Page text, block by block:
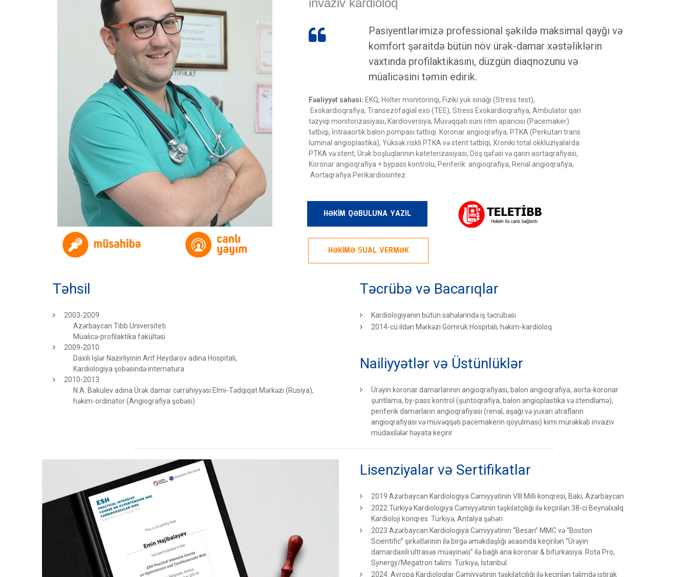
invaziv kardioloq

Pasiyentlərimizə professional şəkildə maksimal qayğı və
komfort şəraitdə bütün növ ürək-damar xəstəliklərin
vaxtında profilaktikasını, düzgün diaqnozunu və
müalicəsini təmin edirik.
Fəaliyyət sahəsi: EKQ, Holter monitorinqi, Fiziki yük sınağı (Stress test),
Exokardioqrafiya, Transezofagial exo (TEE), Stress Exokardioqrafiya, Ambulator qan
təzyiqi monitorizasiyası, Kardioversiya, Müvəqqəti süni ritm aparıcısı (Pacemaker)
tətbiqi, İntraaortik balon pompası tətbiqi. Koronar angioqrafiya, PTKA (Perkutan trans
luminal angioplastika), Yüksək riskli PTKA və stent tətbiqi, Xroniki total okkluziyalarda
PTKA və stent, Ürək boşluqlarının kateterizasiyası, Döş qəfəsi və qarın aortaqrafiyası,
Koronar angioqrafiya + bypass kontrolu, Periferik angioqrafiya, Renal angioqrafiya,
Aortaqrafiya.Perikardiosintez.
HƏKİM QƏBULUNA YAZIL
HƏKİMƏ SUAL VERMƏK
Təhsil
2003-2009
Azərbaycan Tibb Universiteti
Müalicə-profilaktika fakültəsi
2009-2010
Daxili İşlər Nazirliyinin Arif Heydərov adına Hospitalı,
Kardiologiya şobəsində internatura
2010-2013
N.A. Bakulev adına Ürək damar cərrahiyyəsi Elmi-Tədqiqat Mərkəzi (Rusiya),
həkim-ordinator (Angiografiya şobəsi)
Təcrübə və Bacarıqlar
Kardiologiyanın bütün sahələrində iş təcrübəsi
2014-cü ildən Mərkəzi Gömrük Hospitalı, həkim-kardioloq
Nailiyyətlər və Üstünlüklər
Ürəyin koronar damarlarının angioqrafiyası, balon angioqrafiya, aorta-koronar
şuntlama, by-pass kontrol (şuntoqrafiya, balon angioplastika və stendləmə),
periferik damarların angioqrafiyası (renal, aşağı və yuxarı ətrafların
angioqrafiyası və müvəqqəti pacemakerin qoyulması) kimi mürəkkəb invaziv
müdaxilələr həyata keçirir
Lisenziyalar və Sertifikatlar
2019 Azərbaycan Kardiologiya Cəmiyyətinin VIII Milli konqresi, Bakı, Azərbaycan
2022 Türkiyə Kardiologiya Cəmiyyətinin təşkilatçılığı ilə keçirilən 38-ci Beynəlxalq
Kardioloji konqres. Türkiyə, Antalya şəhəri
2023 Azərbaycan Kardiologiya Cəmiyyətinin “Besan” MMC və “Boston
Scientific” şirkətlərinin ilə birgə əməkdaşlığı əsasında keçirilən “Ürəyin
damardaxili ultrasəs müayinəsi” ilə bağlı ana koronar & bifurkasiya: Rota Pro,
Synergy/Megatron təlimi. Türkiyə, İstanbul.
2024. Avropa Kardioloqlar Cəmiyyətinin təşkilatçılığı ilə keçirilən təlimdə iştirak